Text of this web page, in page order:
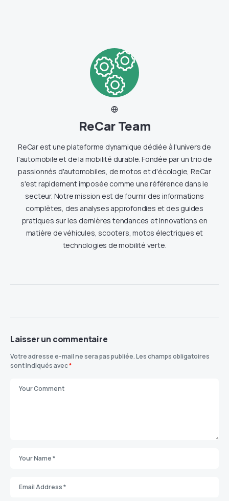
ReCar Team
ReCar est une plateforme dynamique dédiée à l'univers de
l'automobile et de la mobilité durable. Fondée par un trio de
passionnés d'automobiles, de motos et d'écologie, ReCar
s'est rapidement imposée comme une référence dans le
secteur. Notre mission est de fournir des informations
complètes, des analyses approfondies et des guides
pratiques sur les dernières tendances et innovations en
matière de véhicules, scooters, motos électriques et
technologies de mobilité verte.
Laisser un commentaire
Votre adresse e-mail ne sera pas publiée.Les champs obligatoires
sont indiqués avec*